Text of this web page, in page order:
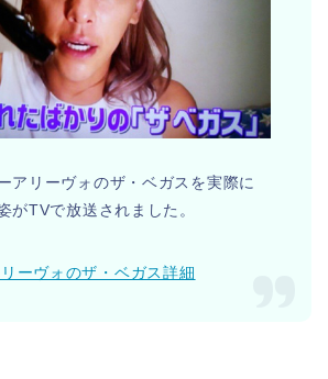
アリーヴォのザ・ベガスを実際に
がTVで放送されました。
ーヴォのザ・ベガス詳細